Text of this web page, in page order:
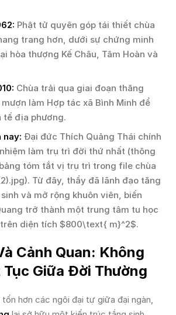
Phật tử quyên góp tái thiết chùa
trang hơn, dưới sự chứng minh
hòa thượng Kế Châu, Tâm Hoàn và
Chùa trải qua giai đoạn thăng
làm Hợp tác xã Bình Minh để
tế địa phương.
nay: Đại đức Thích Quảng Thái chính
làm trụ trì đời thứ nhất (thông
tóm tắt vị trụ trì trong file chùa
Từ đây, thầy đã lãnh đạo tăng
và mở rộng khuôn viên, biến
trở thành một trung tâm tu học
diện tích $800\text{ m}^2$.
Cảnh Quan: Không
Tục Giữa Đời Thường
hơn các ngôi đại tự giữa đại ngàn,